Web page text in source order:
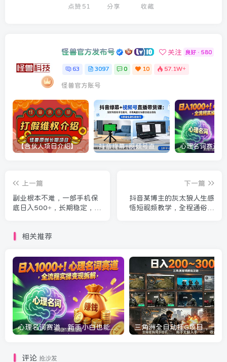
点赞 51 分享 收藏
怪兽官方发布号 关注 良好 · 580
63 3097 0 10 57.1W+
怪兽官方账号
【合伙人项目介绍】打假维权项目介绍 抖音绿幕+视频号直播带货课：居家照着稿子念起号，手机电脑双场景搭建全流程
上一篇
副业根本不难，一部手机保
底日入500+，长期稳定，选
下一篇
抖音某博主的灰太狼人生感
悟短视频教学，全程通俗易
相关推荐
心理名词赛道，新手小白也能做，全流程项目拆解，单日变现1k+
评论 抢沙发